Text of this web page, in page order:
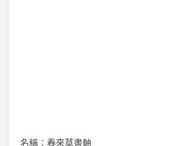
名稱：春來草書軸